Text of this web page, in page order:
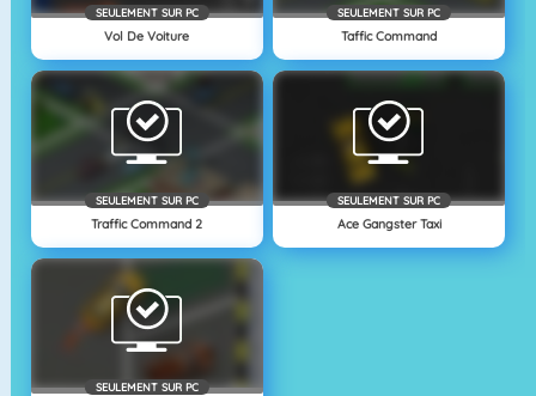
SEULEMENT SUR PC
Vol De Voiture
SEULEMENT SUR PC
Taffic Command
SEULEMENT SUR PC
Traffic Command 2
SEULEMENT SUR PC
Ace Gangster Taxi
SEULEMENT SUR PC